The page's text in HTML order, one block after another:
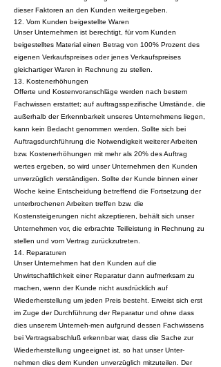
dieser Faktoren an den Kunden weitergegeben.
12. Vom Kunden beigestellte Waren
Unser Unternehmen ist berechtigt, für vom Kunden
beigestelltes Material einen Betrag von 100% Prozent des
eigenen Verkaufspreises oder jenes Verkaufspreises
gleichartiger Waren in Rechnung zu stellen.
13. Kostenerhöhungen
Offerte und Kostenvoranschläge werden nach bestem
Fachwissen erstattet; auf auftragsspezifische Umstände, die
außerhalb der Erkennbarkeit unseres Unternehmens liegen,
kann kein Bedacht genommen werden. Sollte sich bei
Auftragsdurchführung die Notwendigkeit weiterer Arbeiten
bzw. Kostenerhöhungen mit mehr als 20% des Auftrag
wertes ergeben, so wird unser Unternehmen den Kunden
unverzüglich verständigen. Sollte der Kunde binnen einer
Woche keine Entscheidung betreffend die Fortsetzung der
unterbrochenen Arbeiten treffen bzw. die
Kostensteigerungen nicht akzeptieren, behält sich unser
Unternehmen vor, die erbrachte Teilleistung in Rechnung zu
stellen und vom Vertrag zurückzutreten.
14. Reparaturen
Unser Unternehmen hat den Kunden auf die
Unwirtschaftlichkeit einer Reparatur dann aufmerksam zu
machen, wenn der Kunde nicht ausdrücklich auf
Wiederherstellung um jeden Preis besteht. Erweist sich erst
im Zuge der Durchführung der Reparatur und ohne dass
dies unserem Unterneh-men aufgrund dessen Fachwissens
bei Vertragsabschluß erkennbar war, dass die Sache zur
Wiederherstellung ungeeignet ist, so hat unser Unter-
nehmen dies dem Kunden unverzüglich mitzuteilen. Der